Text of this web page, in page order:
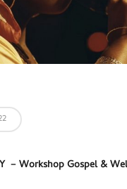
– Workshop Gospel &